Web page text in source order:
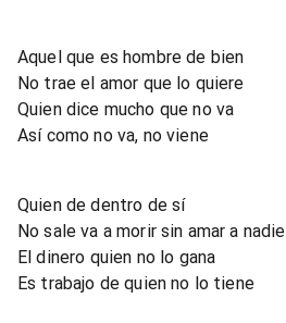
Aquel que es hombre de bien
No trae el amor que lo quiere
Quien dice mucho que no va
Así como no va, no viene
Quien de dentro de sí
No sale va a morir sin amar a nadie
El dinero quien no lo gana
Es trabajo de quien no lo tiene